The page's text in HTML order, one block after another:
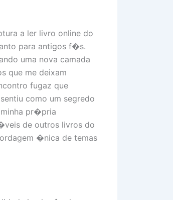
a ler livro online do
para antigos f�s.
uma nova camada
que me deixam
fugaz que
como um segredo
minha pr�pria
de outros livros do
�nica de temas